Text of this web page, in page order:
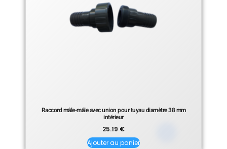
Raccord mâle-mâle avec union pour tuyau diamètre 38 mm
intérieur
25.19 €
Ajouter au panier